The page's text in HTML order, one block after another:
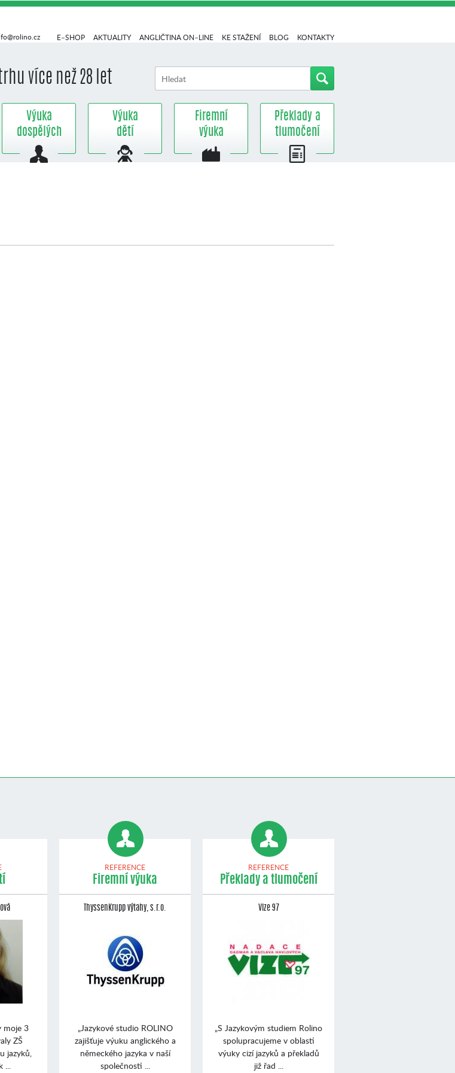
více než 28 let
E–SHOP AKTUALITY ANGLIČTINA ON–LINE KE STAŽENÍ BLOG KONTAKTY
Výuka
dospělých
Výuka
dětí
Firemní
výuka
Překlady a
tlumočení
moje 3
ZŠ
jazyků,
REFERENCE
Firemní výuka
ThyssenKrupp výtahy, s.r.o.
„Jazykové studio ROLINO
zajišťuje výuku anglického a
německého jazyka v naší
společnosti ...
REFERENCE
Překlady a tlumočení
Vize 97
„S Jazykovým studiem Rolino
spolupracujeme v oblasti
výuky cizí jazyků a překladů
již řad ...